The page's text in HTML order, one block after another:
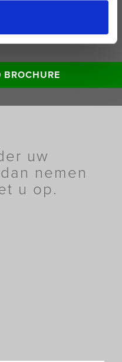
BROCHURE
uw
nemen
u op.